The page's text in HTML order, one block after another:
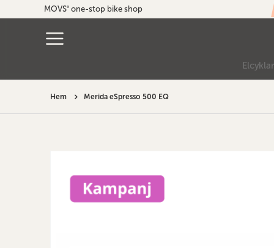
MOVS® one-stop bike shop
Elcyklar
Hem Merida eSpresso 500 EQ